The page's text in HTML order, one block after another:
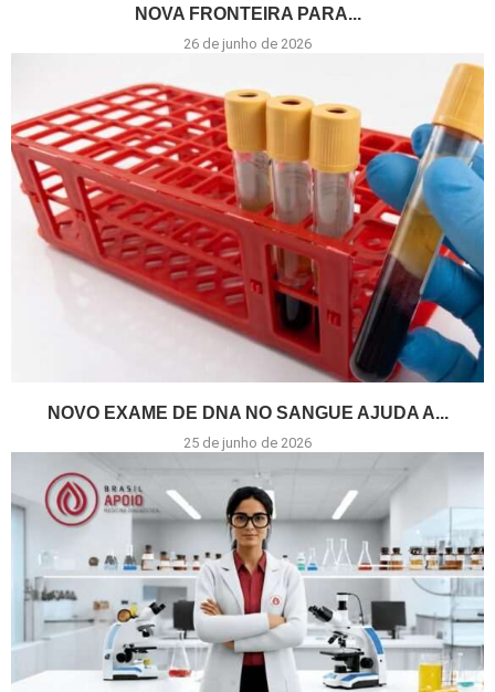
NOVA FRONTEIRA PARA...
26 de junho de 2026
NOVO EXAME DE DNA NO SANGUE AJUDA A...
25 de junho de 2026